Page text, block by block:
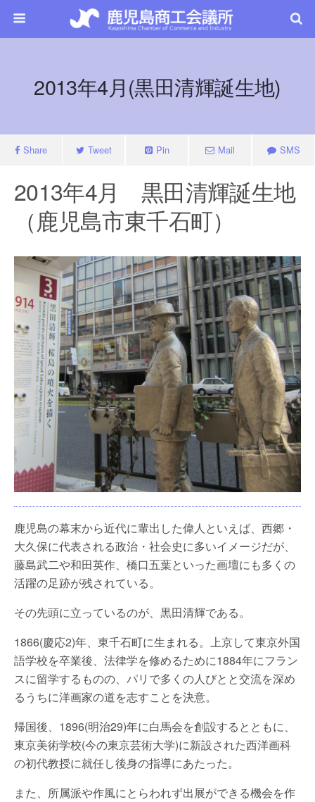
2013年4月(黒田清輝誕生地)
Share Tweet Pin Mail SMS
2013年4月 黒田清輝誕生地
（鹿児島市東千石町）
鹿児島の幕末から近代に輩出した偉人といえば、西郷・
大久保に代表される政治・社会史に多いイメージだが、
藤島武二や和田英作、橋口五葉といった画壇にも多くの
活躍の足跡が残されている。
その先頭に立っているのが、黒田清輝である。
1866(慶応2)年、東千石町に生まれる。上京して東京外国
語学校を卒業後、法律学を修めるために1884年にフラン
スに留学するものの、パリで多くの人びとと交流を深め
るうちに洋画家の道を志すことを決意。
帰国後、1896(明治29)年に白馬会を創設するとともに、
東京美術学校(今の東京芸術大学)に新設された西洋画科
の初代教授に就任し後身の指導にあたった。
また、所属派や作風にとらわれず出展ができる機会を作